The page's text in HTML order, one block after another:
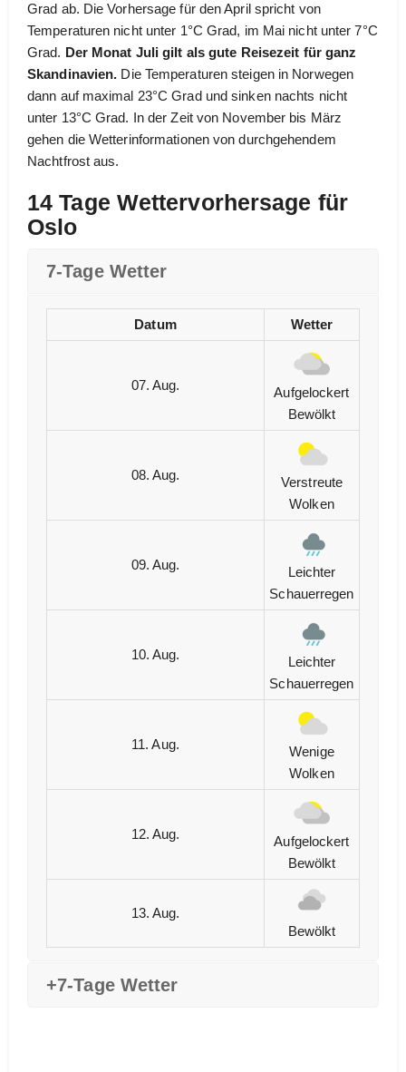
Grad ab. Die Vorhersage für den April spricht von
Temperaturen nicht unter 1°C Grad, im Mai nicht unter 7°C
Grad. Der Monat Juli gilt als gute Reisezeit für ganz
Skandinavien. Die Temperaturen steigen in Norwegen
dann auf maximal 23°C Grad und sinken nachts nicht
unter 13°C Grad. In der Zeit von November bis März
gehen die Wetterinformationen von durchgehendem
Nachtfrost aus.
14 Tage Wettervorhersage für
Oslo
7-Tage Wetter
Datum Wetter
07. Aug.
Aufgelockert
Bewölkt
08. Aug.
Verstreute
Wolken
09. Aug.
Leichter
Schauerregen
10. Aug.
Leichter
Schauerregen
11. Aug.
Wenige
Wolken
12. Aug.
Aufgelockert
Bewölkt
13. Aug.
Bewölkt
+7-Tage Wetter